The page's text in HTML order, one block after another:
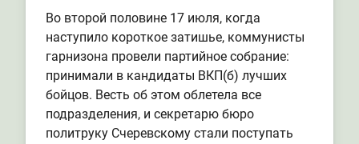
Во второй половине 17 июля, когда
наступило короткое затишье, коммунисты
гарнизона провели партийное собрание:
принимали в кандидаты ВКП(б) лучших
бойцов. Весть об этом облетела все
подразделения, и секретарю бюро
политруку Счеревскому стали поступать